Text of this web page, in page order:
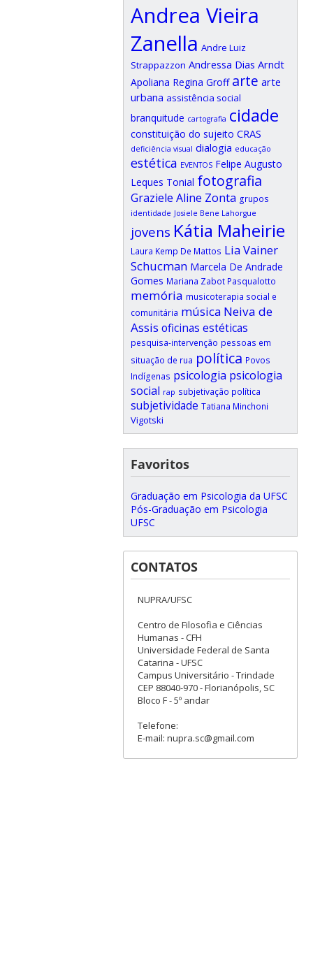
Andrea Vieira
Zanella Andre Luiz
Strappazzon Andressa Dias Arndt
Apoliana Regina Groff arte arte
urbana assistência social
branquitude cartografia cidade
constituição do sujeito CRAS
deficiência visual dialogia educação
estética EVENTOS Felipe Augusto
Leques Tonial fotografia
Graziele Aline Zonta grupos
identidade Josiele Bene Lahorgue
jovens Kátia Maheirie
Laura Kemp De Mattos Lia Vainer
Schucman Marcela De Andrade
Gomes Mariana Zabot Pasqualotto
memória musicoterapia social e
comunitária música Neiva de
Assis oficinas estéticas
pesquisa-intervenção pessoas em
situação de rua política Povos
Indígenas psicologia psicologia
social rap subjetivação política
subjetividade Tatiana Minchoni
Vigotski
Favoritos
Graduação em Psicologia da UFSC
Pós-Graduação em Psicologia
UFSC
CONTATOS
NUPRA/UFSC
Centro de Filosofia e Ciências
Humanas - CFH
Universidade Federal de Santa
Catarina - UFSC
Campus Universitário - Trindade
CEP 88040-970 - Florianópolis, SC
Bloco F - 5º andar
Telefone:
E-mail: nupra.sc@gmail.com